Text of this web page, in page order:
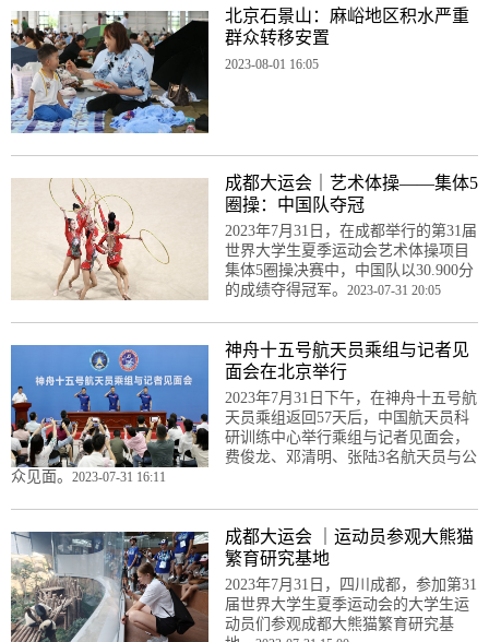
北京石景山：麻峪地区积水严重
群众转移安置
2023-08-01 16:05
成都大运会｜艺术体操——集体5
圈操：中国队夺冠
2023年7月31日，在成都举行的第31届
世界大学生夏季运动会艺术体操项目
集体5圈操决赛中，中国队以30.900分
的成绩夺得冠军。 2023-07-31 20:05
神舟十五号航天员乘组与记者见
面会在北京举行
2023年7月31日下午，在神舟十五号航
天员乘组返回57天后，中国航天员科
研训练中心举行乘组与记者见面会，
费俊龙、邓清明、张陆3名航天员与公
众见面。 2023-07-31 16:11
成都大运会 ｜运动员参观大熊猫
繁育研究基地
2023年7月31日，四川成都，参加第31
届世界大学生夏季运动会的大学生运
动员们参观成都大熊猫繁育研究基